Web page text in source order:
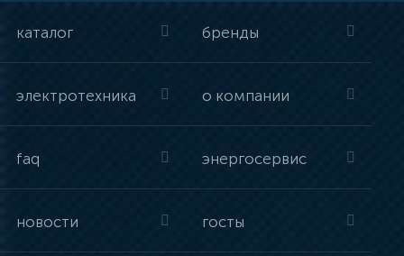
каталог бренды
электротехника о компании
faq энергосервис
новости госты